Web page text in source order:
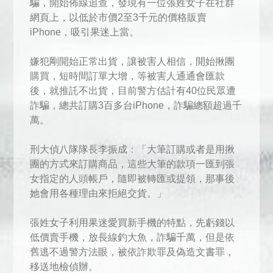
騙，開始佈線追查，發現有一位張姓女子在社群
網頁上，以低於市價2至3千元的價格販賣
iPhone，吸引果迷上當。
嫌犯剛開始正常出貨，讓被害人相信，開始揪團
購買，短時間訂單大增，等被害人通通會匯款
後，就推託不出貨，目前警方估計有40位民眾遭
詐騙，總共訂購3百多台iPhone，詐騙總額超過千
萬。
刑大偵八隊隊長李振成：「大筆訂購或者是用揪
團的方式來訂購商品，這些大筆的款項一匯到張
女指定的人頭帳戶，隨即被轉匯或提領，那事後
她會用各種理由來拒絕交貨。」
張姓女子利用果迷愛買新手機的特點，先虧錢以
低價賣手機，放長線釣大魚，詐騙千萬，但是依
舊逃不過警方法眼，被依詐欺罪及偽造文書罪，
移送地檢偵辦。